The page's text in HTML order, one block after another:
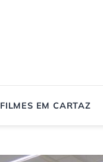
FILMES EM CARTAZ